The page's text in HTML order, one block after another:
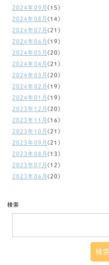
2024年09月 (15)
2024年08月 (14)
2024年07月 (21)
2024年06月 (19)
2024年05月 (20)
2024年04月 (21)
2024年03月 (20)
2024年02月 (19)
2024年01月 (19)
2023年12月 (20)
2023年11月 (16)
2023年10月 (21)
2023年09月 (21)
2023年08月 (13)
2023年07月 (12)
2023年06月 (20)
検索